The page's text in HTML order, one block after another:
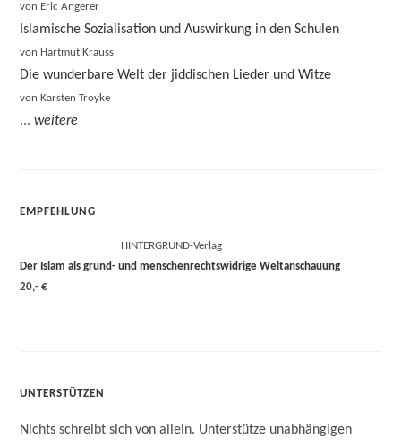
von Eric Angerer
Islamische Sozialisation und Auswirkung in den Schulen
von Hartmut Krauss
Die wunderbare Welt der jiddischen Lieder und Witze
von Karsten Troyke
...weitere
EMPFEHLUNG
HINTERGRUND-Verlag
Der Islam als grund- und menschenrechtswidrige Weltanschauung
20,- €
UNTERSTÜTZEN
Nichts schreibt sich von allein. Unterstütze unabhängigen